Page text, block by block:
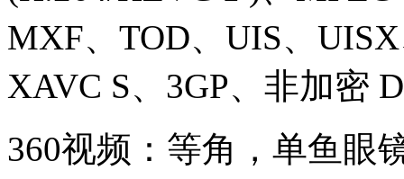
MXF、TOD、UIS、
XAVC S、3GP、非加密
360视频：等角，单鱼眼